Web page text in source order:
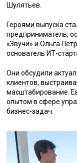
Шулятьев.
Героями выпуска
предприниматель,
«Звучи» и Ольга
основатель ИТ-
Они обсудили
клиентов,
масштабирование.
опытом в сфере
бизнес-задач.